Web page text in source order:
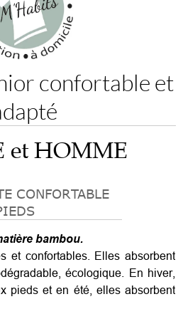
confortable et
et HOMME
CONFORTABLE
bambou.
et confortables. Elles absorbent
écologique. En hiver,
pieds et en été, elles absorbent